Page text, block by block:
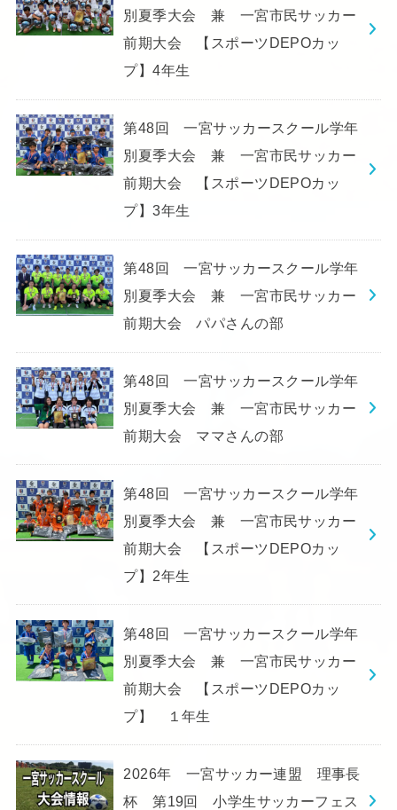
別夏季大会 兼 一宮市民サッカー
前期大会 【スポーツDEPOカッ
プ】4年生
第48回 一宮サッカースクール学年
別夏季大会 兼 一宮市民サッカー
前期大会 【スポーツDEPOカッ
プ】3年生
第48回 一宮サッカースクール学年
別夏季大会 兼 一宮市民サッカー
前期大会 パパさんの部
第48回 一宮サッカースクール学年
別夏季大会 兼 一宮市民サッカー
前期大会 ママさんの部
第48回 一宮サッカースクール学年
別夏季大会 兼 一宮市民サッカー
前期大会 【スポーツDEPOカッ
プ】2年生
第48回 一宮サッカースクール学年
別夏季大会 兼 一宮市民サッカー
前期大会 【スポーツDEPOカッ
プ】 １年生
2026年 一宮サッカー連盟 理事長
杯 第19回 小学生サッカーフェス